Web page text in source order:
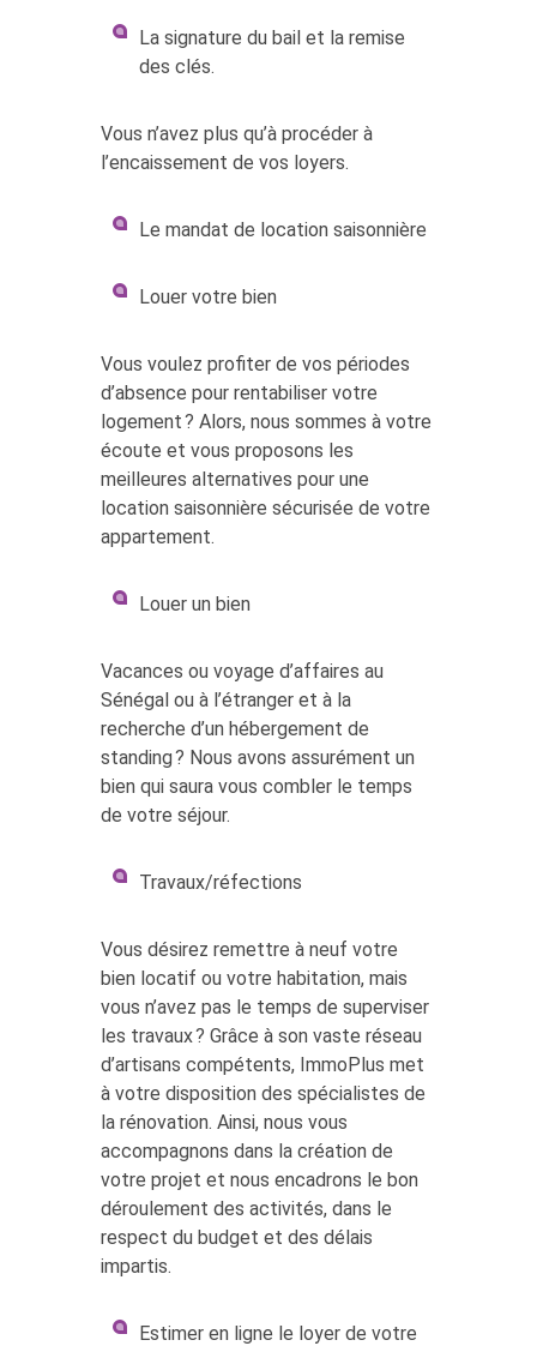
La signature du bail et la remise
des clés.
Vous n’avez plus qu’à procéder à
l’encaissement de vos loyers.
Le mandat de location saisonnière
Louer votre bien
Vous voulez profiter de vos périodes
d’absence pour rentabiliser votre
logement ? Alors, nous sommes à votre
écoute et vous proposons les
meilleures alternatives pour une
location saisonnière sécurisée de votre
appartement.
Louer un bien
Vacances ou voyage d’affaires au
Sénégal ou à l’étranger et à la
recherche d’un hébergement de
standing ? Nous avons assurément un
bien qui saura vous combler le temps
de votre séjour.
Travaux/réfections
Vous désirez remettre à neuf votre
bien locatif ou votre habitation, mais
vous n’avez pas le temps de superviser
les travaux ? Grâce à son vaste réseau
d’artisans compétents, ImmoPlus met
à votre disposition des spécialistes de
la rénovation. Ainsi, nous vous
accompagnons dans la création de
votre projet et nous encadrons le bon
déroulement des activités, dans le
respect du budget et des délais
impartis.
Estimer en ligne le loyer de votre